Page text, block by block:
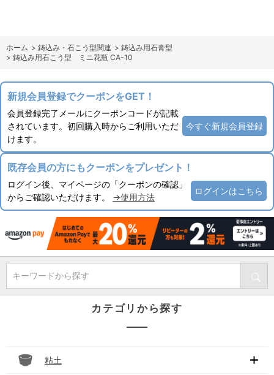
ホーム > 鋳込み・石こう型関連 > 鋳込み用石膏型
> 鋳込み用石こう型 ミニ花瓶 CA-10
新規会員登録でクーポンをGET！
会員登録完了メールにクーポンコードが記載
されています。初回購入時からご利用いただ
けます。
今すぐ新規会員登録
既存会員の方にもクーポンをプレゼント！
ログイン後、マイページの「クーポンの確認」
からご確認いただけます。 →使用方法
ログインはこちら
キーワードから探す
カテゴリから探す
粘土